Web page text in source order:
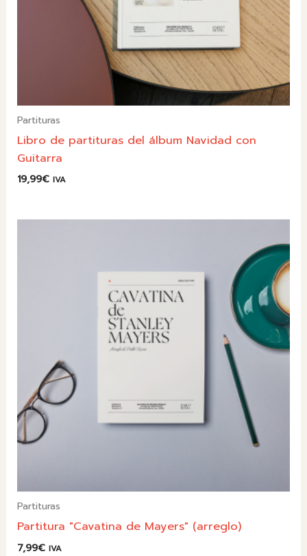
Partituras
Libro de partituras del álbum Navidad con
Guitarra
19,99€ IVA
Partituras
Partitura "Cavatina de Mayers" (arreglo)
7,99€ IVA